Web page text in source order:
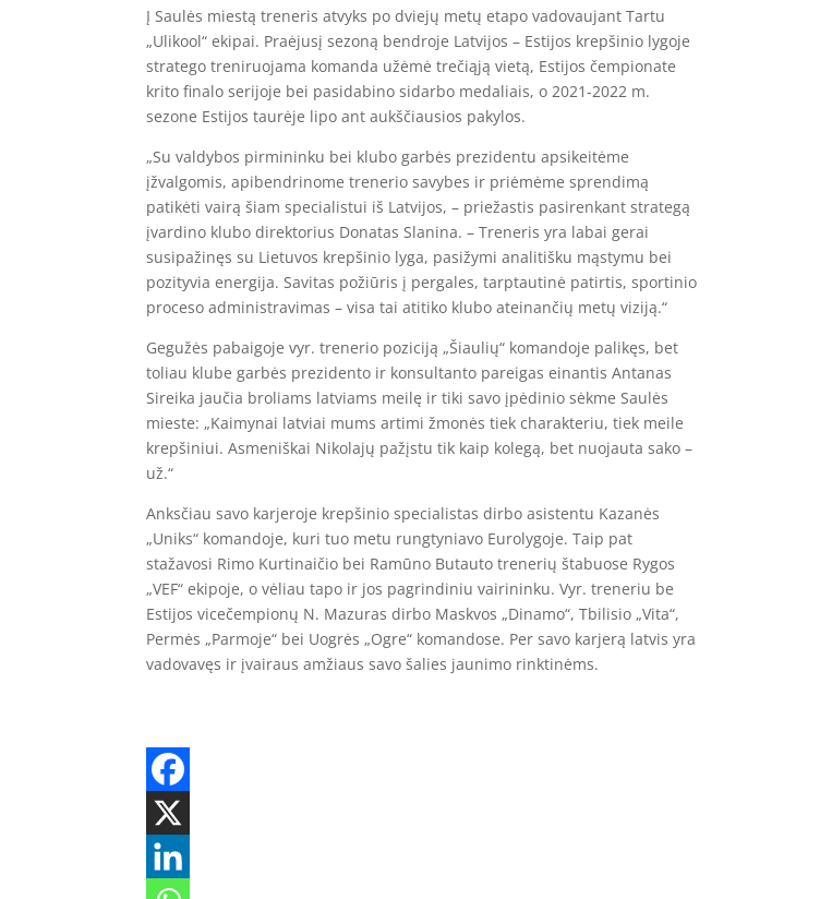
Į Saulės miestą treneris atvyks po dviejų metų etapo vadovaujant Tartu
„Ulikool“ ekipai. Praėjusį sezoną bendroje Latvijos – Estijos krepšinio lygoje
stratego treniruojama komanda užėmė trečiąją vietą, Estijos čempionate
krito finalo serijoje bei pasidabino sidarbo medaliais, o 2021-2022 m.
sezone Estijos taurėje lipo ant aukščiausios pakylos.
„Su valdybos pirmininku bei klubo garbės prezidentu apsikeitėme
įžvalgomis, apibendrinome trenerio savybes ir priėmėme sprendimą
patikėti vairą šiam specialistui iš Latvijos, – priežastis pasirenkant strategą
įvardino klubo direktorius Donatas Slanina. – Treneris yra labai gerai
susipažinęs su Lietuvos krepšinio lyga, pasižymi analitišku mąstymu bei
pozityvia energija. Savitas požiūris į pergales, tarptautinė patirtis, sportinio
proceso administravimas – visa tai atitiko klubo ateinančių metų viziją.“
Gegužės pabaigoje vyr. trenerio poziciją „Šiaulių“ komandoje palikęs, bet
toliau klube garbės prezidento ir konsultanto pareigas einantis Antanas
Sireika jaučia broliams latviams meilę ir tiki savo įpėdinio sėkme Saulės
mieste: „Kaimynai latviai mums artimi žmonės tiek charakteriu, tiek meile
krepšiniui. Asmeniškai Nikolajų pažįstu tik kaip kolegą, bet nuojauta sako –
už.“
Anksčiau savo karjeroje krepšinio specialistas dirbo asistentu Kazanės
„Uniks“ komandoje, kuri tuo metu rungtyniavo Eurolygoje. Taip pat
stažavosi Rimo Kurtinaičio bei Ramūno Butauto trenerių štabuose Rygos
„VEF“ ekipoje, o vėliau tapo ir jos pagrindiniu vairininku. Vyr. treneriu be
Estijos vicečempionų N. Mazuras dirbo Maskvos „Dinamo“, Tbilisio „Vita“,
Permės „Parmoje“ bei Uogrės „Ogre“ komandose. Per savo karjerą latvis yra
vadovavęs ir įvairaus amžiaus savo šalies jaunimo rinktinėms.